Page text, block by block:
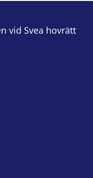
vid Svea hovrätt